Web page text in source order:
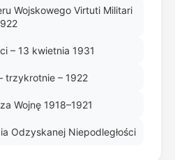
Wojskowego Virtuti Militari
– 13 kwietnia 1931
trzykrotnie – 1922
Wojnę 1918–1921
Odzyskanej Niepodległości